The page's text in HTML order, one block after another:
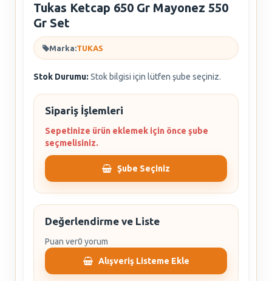
Tukas Ketcap 650 Gr Mayonez 550
Gr Set
Marka:TUKAS
Stok Durumu: Stok bilgisi için lütfen şube seçiniz.
Sipariş İşlemleri
Sepetinize ürün eklemek için önce şube
seçmelisiniz.
Şube Seçiniz
Değerlendirme ve Liste
Puan ver0 yorum
Alışveriş Listeme Ekle